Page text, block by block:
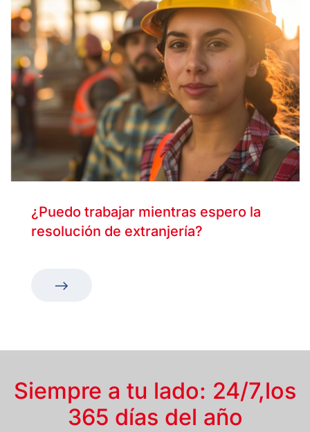
¿Puedo trabajar mientras espero la
resolución de extranjería?
Siempre a tu lado: 24/7,los
365 días del año